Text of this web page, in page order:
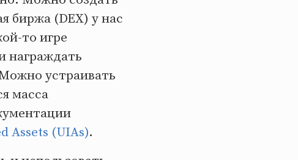
биржа (DEX) у нас
то игре
награждать
устраивать
масса
Assets (UIAs).